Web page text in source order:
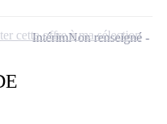
IntérimNon renseigné
cette offre à ma sélection